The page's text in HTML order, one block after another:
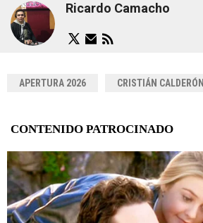
Ricardo Camacho
APERTURA 2026 CRISTIÁN CALDERÓN